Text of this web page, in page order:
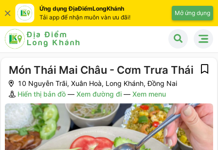
Ứng dụng ĐịaĐiểmLongKhánh
Tải app để nhận muôn vàn ưu đãi!
Mở ứng dụng
Món Thái Mai Châu - Cơm Trưa Thái
10 Nguyễn Trãi, Xuân Hoà, Long Khánh, Đồng Nai
Hiển thị bản đồ — Xem đường đi — Xem menu